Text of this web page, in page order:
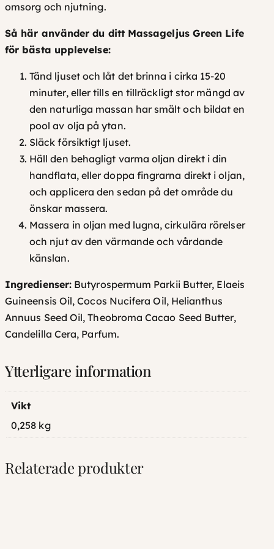
omsorg och njutning.
Så här använder du ditt Massageljus Green Life
för bästa upplevelse:
Tänd ljuset och låt det brinna i cirka 15-20
minuter, eller tills en tillräckligt stor mängd av
den naturliga massan har smält och bildat en
pool av olja på ytan.
Släck försiktigt ljuset.
Häll den behagligt varma oljan direkt i din
handflata, eller doppa fingrarna direkt i oljan,
och applicera den sedan på det område du
önskar massera.
Massera in oljan med lugna, cirkulära rörelser
och njut av den värmande och vårdande
känslan.
Ingredienser: Butyrospermum Parkii Butter, Elaeis
Guineensis Oil, Cocos Nucifera Oil, Helianthus
Annuus Seed Oil, Theobroma Cacao Seed Butter,
Candelilla Cera, Parfum.
Ytterligare information
Vikt
0,258 kg
Relaterade produkter